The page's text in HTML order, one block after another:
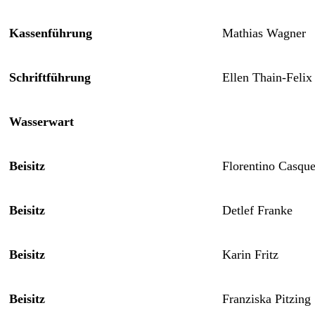
Kassenführung Mathias Wagner
Schriftführung Ellen Thain-Felix
Wasserwart
Beisitz Florentino
Beisitz Detlef Franke
Beisitz Karin Fritz
Beisitz Franziska Pitzing